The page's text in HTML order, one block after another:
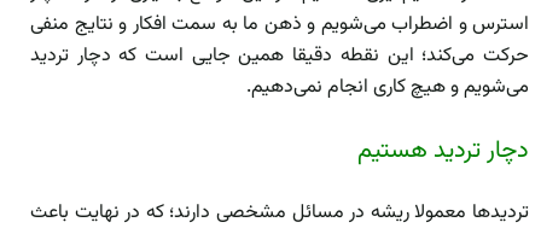
استرس و اضطراب می‌شویم و ذهن ما به سمت افکار و نتایج منفی
حرکت می‌کند؛ این نقطه دقیقا همین جایی است که دچار تردید
می‌شویم و هیچ کاری انجام نمی‌دهیم.
دچار تردید هستیم
تردید‌ها معمولا ریشه در مسائل مشخصی دارند؛ که در نهایت باعث